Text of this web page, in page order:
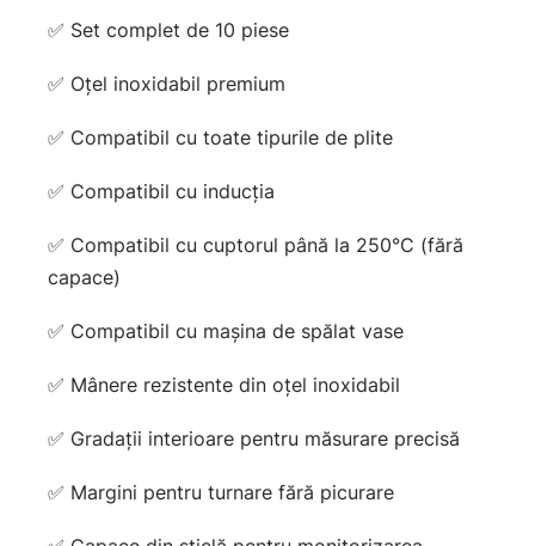
✅ Set complet de 10 piese
✅ Oțel inoxidabil premium
✅ Compatibil cu toate tipurile de plite
✅ Compatibil cu inducția
✅ Compatibil cu cuptorul până la 250°C (fără
capace)
✅ Compatibil cu mașina de spălat vase
✅ Mânere rezistente din oțel inoxidabil
✅ Gradații interioare pentru măsurare precisă
✅ Margini pentru turnare fără picurare